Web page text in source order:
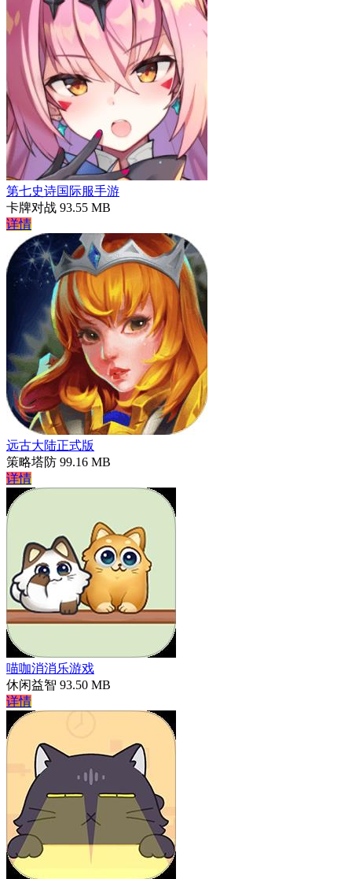
第七史诗国际服手游
卡牌对战 93.55 MB
详情
远古大陆正式版
策略塔防 99.16 MB
详情
喵咖消消乐游戏
休闲益智 93.50 MB
详情